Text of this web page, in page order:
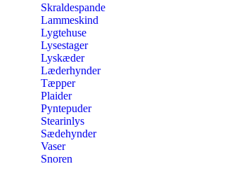
Skraldespande
Lammeskind
Lygtehuse
Lysestager
Lyskæder
Læderhynder
Tæpper
Plaider
Pyntepuder
Stearinlys
Sædehynder
Vaser
Snoren